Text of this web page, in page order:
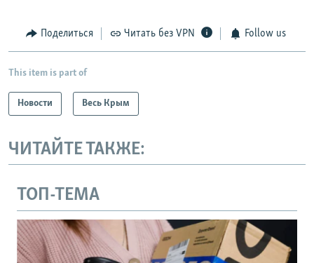
Поделиться Читать без VPN Follow us
This item is part of
Новости Весь Крым
ЧИТАЙТЕ ТАКЖЕ:
ТОП-ТЕМА